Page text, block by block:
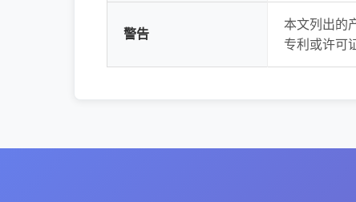
警告
本文列出的
专利或许可